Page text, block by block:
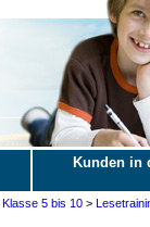
Kunden in
Klasse 5 bis 10>